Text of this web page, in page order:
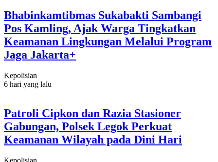
Bhabinkamtibmas Sukabakti Sambangi
Pos Kamling, Ajak Warga Tingkatkan
Keamanan Lingkungan Melalui Program
Jaga Jakarta+
Kepolisian
6 hari yang lalu
Patroli Cipkon dan Razia Stasioner
Gabungan, Polsek Legok Perkuat
Keamanan Wilayah pada Dini Hari